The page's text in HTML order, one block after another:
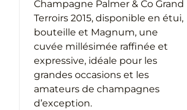
prix :
à
Champagne Palmer & Co Grand
Terroirs 2015, disponible en étui,
bouteille et Magnum, une
cuvée millésimée raffinée et
expressive, idéale pour les
grandes occasions et les
amateurs de champagnes
d’exception.